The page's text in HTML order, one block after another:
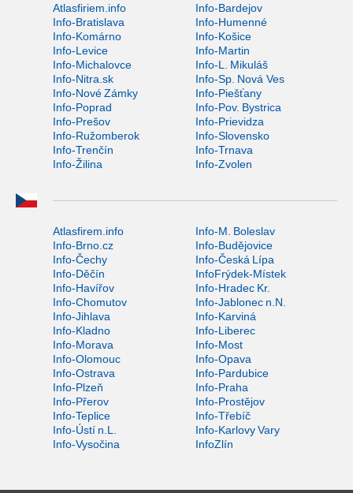
Atlasfiriem.info
Info-Bardejov
Info-Bratislava
Info-Humenné
Info-Komárno
Info-Košice
Info-Levice
Info-Martin
Info-Michalovce
Info-L. Mikuláš
Info-Nitra.sk
Info-Sp. Nová Ves
Info-Nové Zámky
Info-Piešťany
Info-Poprad
Info-Pov. Bystrica
Info-Prešov
Info-Prievidza
Info-Ružomberok
Info-Slovensko
Info-Trenčín
Info-Trnava
Info-Žilina
Info-Zvolen
Atlasfirem.info
Info-M. Boleslav
Info-Brno.cz
Info-Budějovice
Info-Čechy
Info-Česká Lípa
Info-Děčín
InfoFrýdek-Místek
Info-Havířov
Info-Hradec Kr.
Info-Chomutov
Info-Jablonec n.N.
Info-Jihlava
Info-Karviná
Info-Kladno
Info-Liberec
Info-Morava
Info-Most
Info-Olomouc
Info-Opava
Info-Ostrava
Info-Pardubice
Info-Plzeň
Info-Praha
Info-Přerov
Info-Prostějov
Info-Teplice
Info-Třebíč
Info-Ústí n.L.
Info-Karlovy Vary
Info-Vysočina
InfoZlín